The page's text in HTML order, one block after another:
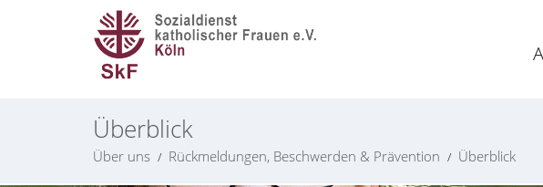
Überblick
Über uns Rückmeldungen, Beschwerden & Prävention Überblick